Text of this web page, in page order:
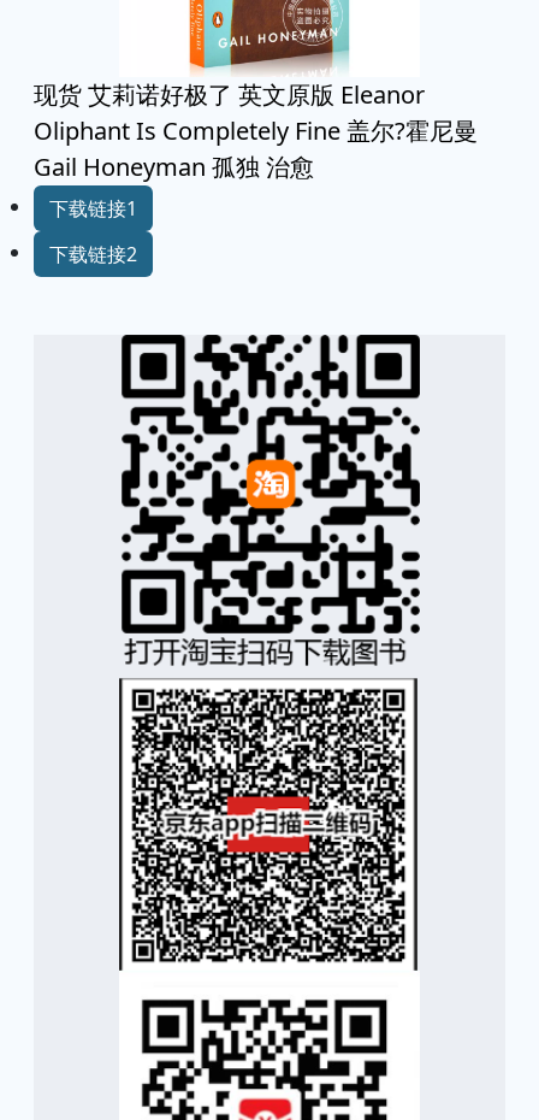
现货 艾莉诺好极了 英文原版 Eleanor
Oliphant Is Completely Fine 盖尔?霍尼曼
Gail Honeyman 孤独 治愈
下载链接1
下载链接2